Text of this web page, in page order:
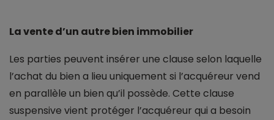
La vente d’un autre bien immobilier
Les parties peuvent insérer une clause selon laquelle
l’achat du bien a lieu uniquement si l’acquéreur vend
en parallèle un bien qu’il possède. Cette clause
suspensive vient protéger l’acquéreur qui a besoin